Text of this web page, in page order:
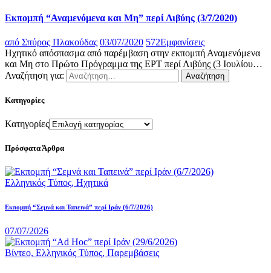
Εκπομπή “Αναμενόμενα και Μη” περί Λιβύης (3/7/2020)
από Σπύρος Πλακούδας 03/07/2020 572Εμφανίσεις
Ηχητικό απόσπασμα από παρέμβαση στην εκπομπή Αναμενόμενα
και Μη στο Πρώτο Πρόγραμμα της ΕΡΤ περί Λιβύης (3 Ιουλίου…
Αναζήτηση για:
Κατηγορίες
Κατηγορίες
Πρόσφατα Άρθρα
Ελληνικός Τύπος, Ηχητικά
Εκπομπή “Σεμνά και Ταπεινά” περί Ιράν (6/7/2026)
07/07/2026
Βίντεο, Ελληνικός Τύπος, Παρεμβάσεις